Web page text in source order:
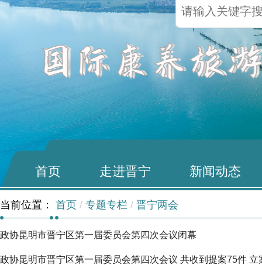
首页 走进晋宁 新闻动态
当前位置： 首页 / 专题专栏 / 晋宁两会
政协昆明市晋宁区第一届委员会第四次会议闭幕
政协昆明市晋宁区第一届委员会第四次会议 共收到提案75件 立